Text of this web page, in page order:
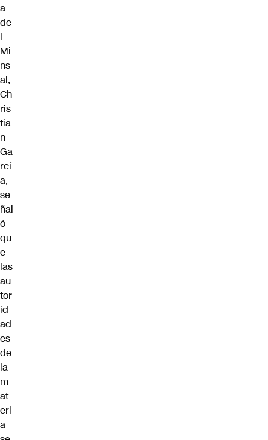
a
de
l
Mi
ns
al,
Ch
ris
tia
n
Ga
rcí
a,
se
ñal
ó
qu
e
las
au
tor
id
ad
es
de
la
m
at
eri
a